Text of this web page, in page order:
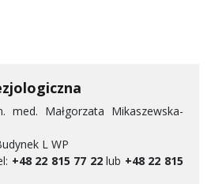
med. Małgorzata Mikaszewska-
L WP
+48 22 815 77 22lub +48 22 815